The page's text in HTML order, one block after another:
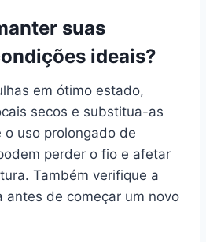
suas
ideais?
em ótimo estado,
secos e substitua-as
o uso prolongado de
perder o fio e afetar
Também verifique a
antes de começar um novo